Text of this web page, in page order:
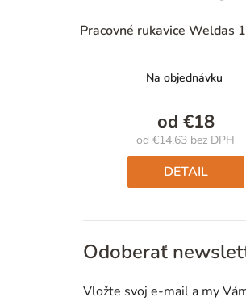
Pracovné rukavice Weldas
Na objednávku
od €18
od €14,63 bez DPH
Jednotková
cena:
DETAIL
Odoberať
Vložte svoj e-mail a my